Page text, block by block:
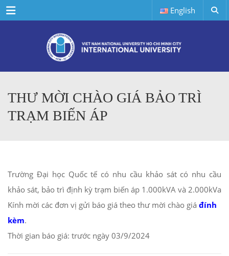
Menu English
THƯ MỜI CHÀO GIÁ BẢO TRÌ
TRẠM BIẾN ÁP
Trường Đại học Quốc tế có nhu cầu khảo sát có nhu cầu
khảo sát, bảo trì định kỳ trạm biến áp 1.000kVA và 2.000kVa
Kính mời các đơn vị gửi báo giá theo thư mời chào giá đính
kèm.
Thời gian báo giá: trước ngày 03/9/2024